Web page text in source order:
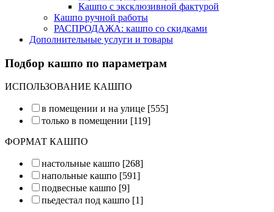
Кашпо с эксклюзивной фактурой
Кашпо ручной работы
РАСПРОДАЖА: кашпо со скидками
Дополнительные услуги и товары
Подбор кашпо по параметрам
ИСПОЛЬЗОВАНИЕ КАШПО
в помещении и на улице [555]
только в помещении [119]
ФОРМАТ КАШПО
настольные кашпо [268]
напольные кашпо [591]
подвесные кашпо [9]
пьедестал под кашпо [1]